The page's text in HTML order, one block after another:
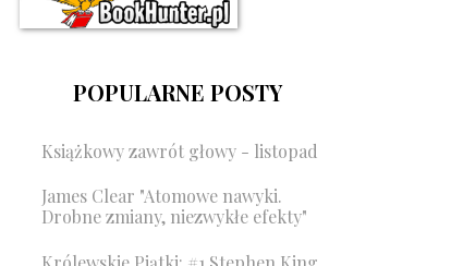
POPULARNE POSTY
Książkowy zawrót głowy - listopad
James Clear "Atomowe nawyki.
Drobne zmiany, niezwykłe efekty"